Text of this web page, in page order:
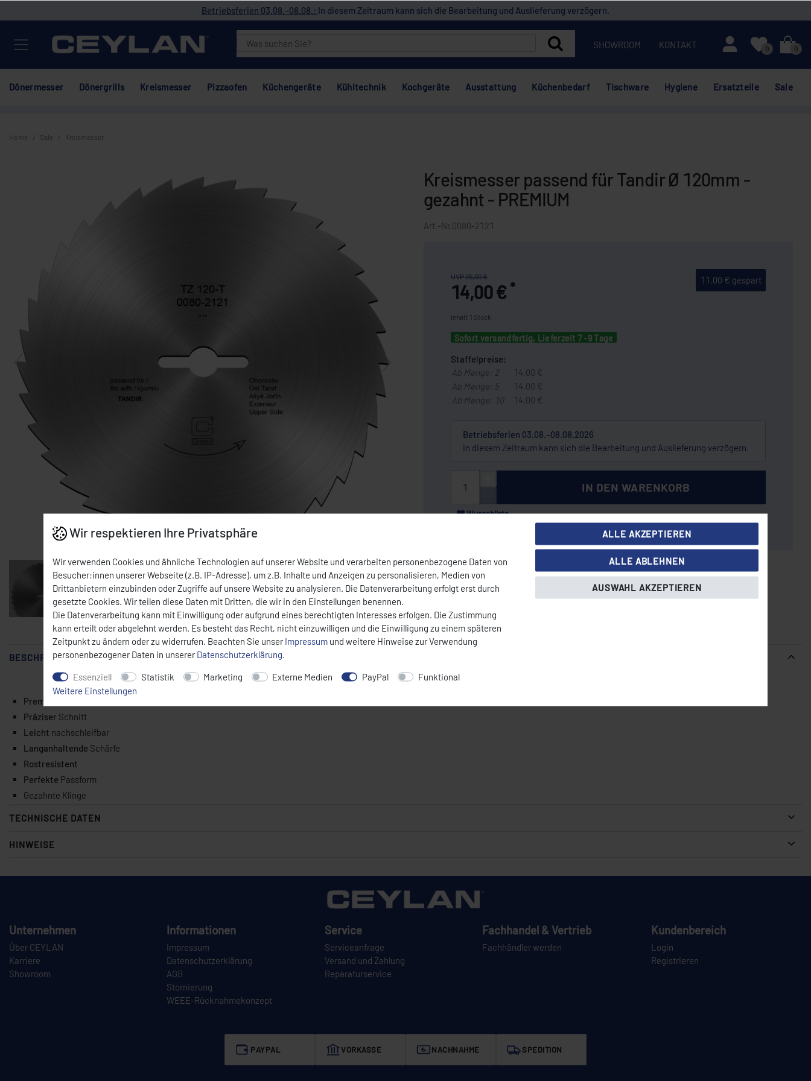
Betriebsferien 03.08.–08.08.: In diesem Zeitraum kann sich die Bearbeitung und Auslieferung verzögern.
SHOWROOM KONTAKT
Mein Konto
0
0
Dönermesser Dönergrills Kreismesser Pizzaofen Küchengeräte Kühltechnik Kochgeräte Ausstattung Küchenbedarf Tischware Hygiene Ersatzteile Sale
Home Sale Kreismesser
Kreismesser passend für Tandir Ø 120mm -
gezahnt - PREMIUM
Art.-Nr. 0080-2121
11,00 € gespart
UVP 25,00 €
14,00 € *
Inhalt 1 Stück
Sofort versandfertig, Lieferzeit 7 -9 Tage
Staffelpreise:
Ab Menge: 2
14,00 €
Ab Menge: 5
14,00 €
Ab Menge: 10
14,00 €
Betriebsferien 03.08.–08.08.2026
In diesem Zeitraum kann sich die Bearbeitung und Auslieferung verzögern.
IN DEN WARENKORB
Wunschliste
* Nettopreis | Bruttopreis inkl. 19% MwSt.: 16,66 EUR, zzgl. Versandkosten
DOWNLOAD PDF
BESCHREIBUNG
Premium
Präziser Schnitt
Leicht nachschleifbar
Langanhaltende Schärfe
Rostresistent
Perfekte Passform
Gezahnte Klinge
TECHNISCHE DATEN
HINWEISE
Unternehmen
Über CEYLAN
Karriere
Showroom
Informationen
Impressum
Datenschutzerklärung
AGB
Stornierung
WEEE-Rücknahmekonzept
Service
Serviceanfrage
Versand und Zahlung
Reparaturservice
Fachhandel & Vertrieb
Fachhändler werden
Kundenbereich
Login
Registrieren
PAYPAL VORKASSE NACHNAHME SPEDITION
Wir respektieren Ihre Privatsphäre
Wir verwenden Cookies und ähnliche Technologien auf unserer Website und verarbeiten personenbezogene Daten von
Besucher:innen unserer Webseite (z.B. IP-Adresse), um z.B. Inhalte und Anzeigen zu personalisieren, Medien von
Drittanbietern einzubinden oder Zugriffe auf unsere Website zu analysieren. Die Datenverarbeitung erfolgt erst durch
gesetzte Cookies. Wir teilen diese Daten mit Dritten, die wir in den Einstellungen benennen.
Die Datenverarbeitung kann mit Einwilligung oder aufgrund eines berechtigten Interesses erfolgen. Die Zustimmung
kann erteilt oder abgelehnt werden. Es besteht das Recht, nicht einzuwilligen und die Einwilligung zu einem späteren
Zeitpunkt zu ändern oder zu widerrufen. Beachten Sie unserImpressum und weitere Hinweise zur Verwendung
personenbezogener Daten in unsererDaten­schutz­erklärung
Essenziell Statistik Marketing Externe Medien PayPal
Funktional
Weitere Einstellungen
ALLE AKZEPTIEREN
ALLE ABLEHNEN
AUSWAHL AKZEPTIEREN